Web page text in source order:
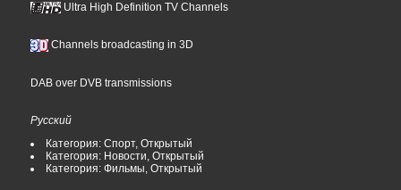
Ultra High Definition TV Channels
Channels broadcasting in 3D
DAB over DVB transmissions
Русский
Категория: Спорт, Открытый
Категория: Новости, Открытый
Категория: Фильмы, Открытый